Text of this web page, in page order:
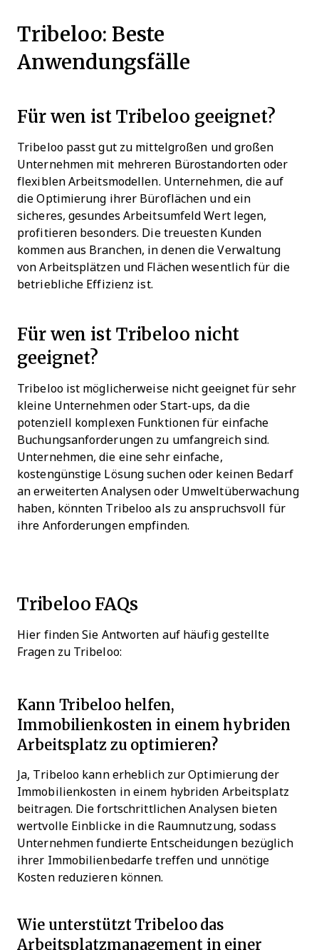
Tribeloo: Beste
Anwendungsfälle
Für wen ist Tribeloo geeignet?
Tribeloo passt gut zu mittelgroßen und großen
Unternehmen mit mehreren Bürostandorten oder
flexiblen Arbeitsmodellen. Unternehmen, die auf
die Optimierung ihrer Büroflächen und ein
sicheres, gesundes Arbeitsumfeld Wert legen,
profitieren besonders. Die treuesten Kunden
kommen aus Branchen, in denen die Verwaltung
von Arbeitsplätzen und Flächen wesentlich für die
betriebliche Effizienz ist.
Für wen ist Tribeloo nicht
geeignet?
Tribeloo ist möglicherweise nicht geeignet für sehr
kleine Unternehmen oder Start-ups, da die
potenziell komplexen Funktionen für einfache
Buchungsanforderungen zu umfangreich sind.
Unternehmen, die eine sehr einfache,
kostengünstige Lösung suchen oder keinen Bedarf
an erweiterten Analysen oder Umweltüberwachung
haben, könnten Tribeloo als zu anspruchsvoll für
ihre Anforderungen empfinden.
Tribeloo FAQs
Hier finden Sie Antworten auf häufig gestellte
Fragen zu Tribeloo:
Kann Tribeloo helfen,
Immobilienkosten in einem hybriden
Arbeitsplatz zu optimieren?
Ja, Tribeloo kann erheblich zur Optimierung der
Immobilienkosten in einem hybriden Arbeitsplatz
beitragen. Die fortschrittlichen Analysen bieten
wertvolle Einblicke in die Raumnutzung, sodass
Unternehmen fundierte Entscheidungen bezüglich
ihrer Immobilienbedarfe treffen und unnötige
Kosten reduzieren können.
Wie unterstützt Tribeloo das
Arbeitsplatzmanagement in einer